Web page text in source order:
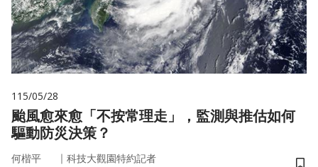
115/05/28
颱風愈來愈「不按常理走」，監測與推估如何
驅動防災決策？
何楷平 ｜ 科技大觀園特約記者